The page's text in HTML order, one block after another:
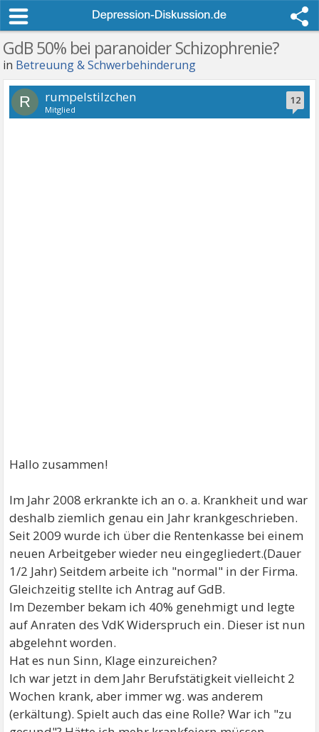
GdB 50% bei paranoider Schizophrenie?
in Betreuung & Schwerbehinderung
12
R rumpelstilzchen
Mitglied
Hallo zusammen!
Im Jahr 2008 erkrankte ich an o. a. Krankheit und war
deshalb ziemlich genau ein Jahr krankgeschrieben.
Seit 2009 wurde ich über die Rentenkasse bei einem
neuen Arbeitgeber wieder neu eingegliedert.(Dauer
1/2 Jahr) Seitdem arbeite ich "normal" in der Firma.
Gleichzeitig stellte ich Antrag auf GdB.
Im Dezember bekam ich 40% genehmigt und legte
auf Anraten des VdK Widerspruch ein. Dieser ist nun
abgelehnt worden.
Hat es nun Sinn, Klage einzureichen?
Ich war jetzt in dem Jahr Berufstätigkeit vielleicht 2
Wochen krank, aber immer wg. was anderem
(erkältung). Spielt auch das eine Rolle? War ich "zu